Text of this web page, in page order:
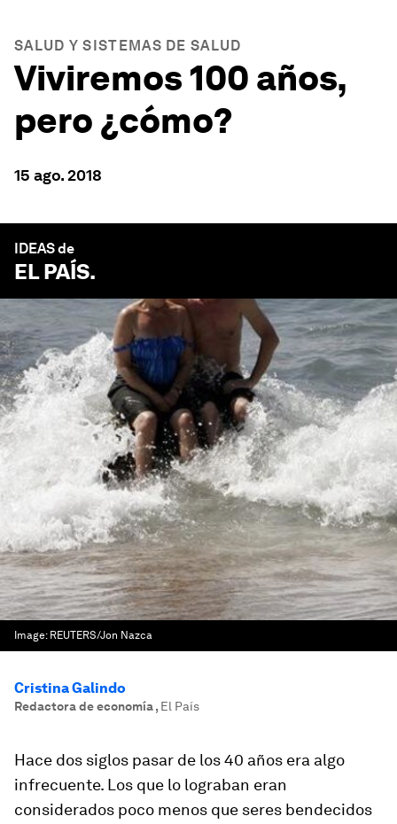
SALUD Y SISTEMAS DE SALUD
Viviremos 100 años,
pero ¿cómo?
15 ago. 2018
IDEAS de
EL PAÍS.
Image: REUTERS/Jon Nazca
Cristina Galindo
Redactora de economía, El País
Hace dos siglos pasar de los 40 años era algo
infrecuente. Los que lo lograban eran
considerados poco menos que seres bendecidos